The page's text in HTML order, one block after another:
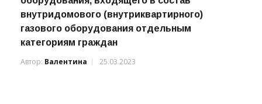
Государственная услуга по замене
оборудования, входящего в состав
внутридомового (внутриквартирного)
категориям граждан